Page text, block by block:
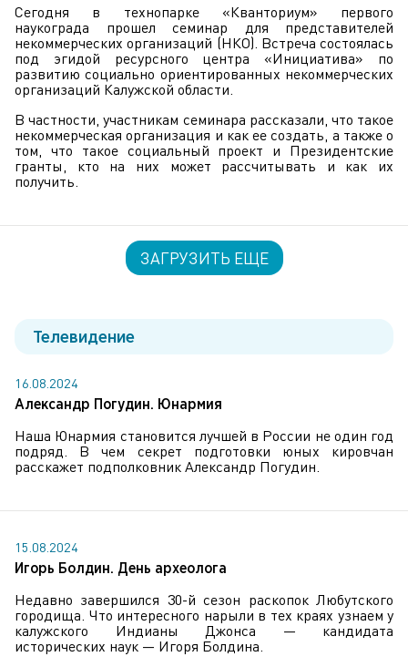
Сегодня в технопарке «Кванториум» первого
наукограда прошел семинар для представителей
некоммерческих организаций (НКО). Встреча состоялась
под эгидой ресурсного центра «Инициатива» по
развитию социально ориентированных некоммерческих
организаций Калужской области.
В частности, участникам семинара рассказали, что такое
некоммерческая организация и как ее создать, а также о
том, что такое социальный проект и Президентские
гранты, кто на них может рассчитывать и как их
получить.
ЗАГРУЗИТЬ ЕЩЕ
Телевидение
16.08.2024
Александр Погудин. Юнармия
Наша Юнармия становится лучшей в России не один год
подряд. В чем секрет подготовки юных кировчан
расскажет подполковник Александр Погудин.
15.08.2024
Игорь Болдин. День археолога
Недавно завершился 30-й сезон раскопок Любутского
городища. Что интересного нарыли в тех краях узнаем у
калужского Индианы Джонса — кандидата
исторических наук — Игоря Болдина.